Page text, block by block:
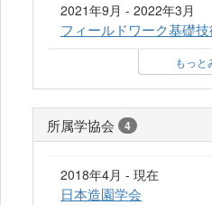
2021年9月 - 2022年3月
フィールドワーク基礎
もっと
所属学協会 4
2018年4月 - 現在
日本造園学会